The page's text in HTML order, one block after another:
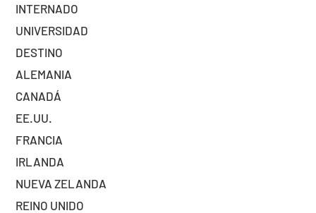
INTERNADO
UNIVERSIDAD
DESTINO
ALEMANIA
CANADÁ
EE.UU.
FRANCIA
IRLANDA
NUEVA ZELANDA
REINO UNIDO